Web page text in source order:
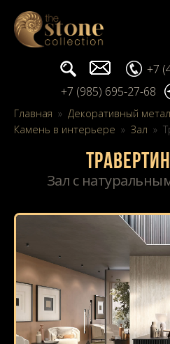
Поиск...
+7
+7 (985) 695-27-68
Главная » Декоративный
Камень в интерьере » Зал »
Зал с